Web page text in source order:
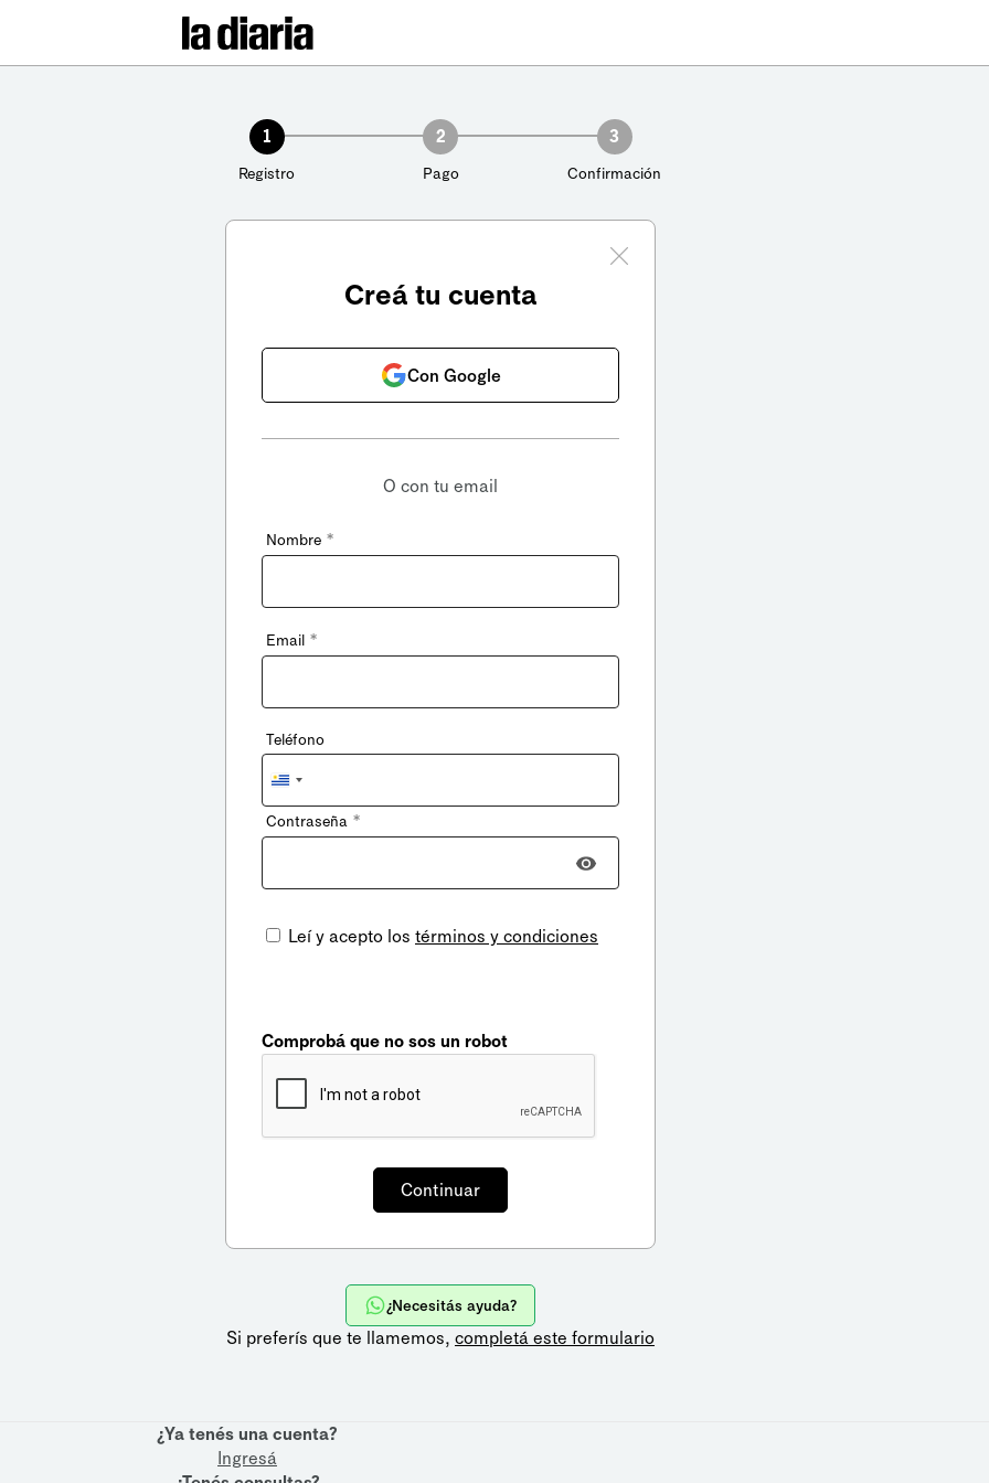
1
Registro
2
Pago
3
Confirmación
Creá tu cuenta
Con Google
O con tu email
Nombre *
Email *
Teléfono
Uruguay
+598
Contraseña *
Leí y acepto los términos y condiciones
Comprobá que no sos un robot
¿Necesitás ayuda?
Si preferís que te llamemos, completá este formulario
¿Ya tenés una cuenta?
Ingresá